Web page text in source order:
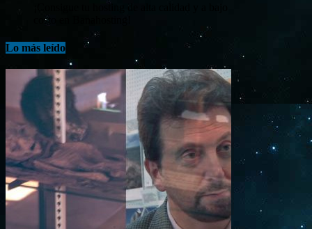
costo en Banahosting!
Lo más leído